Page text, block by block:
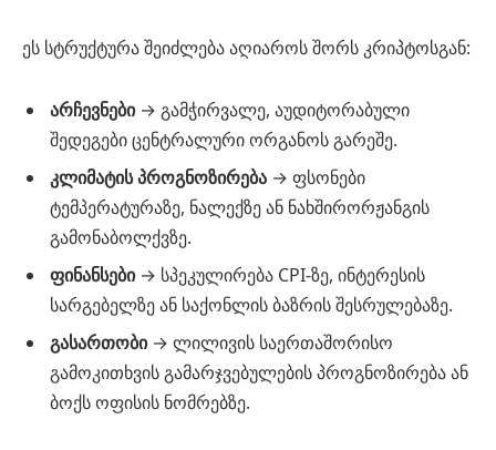
ეს სტრუქტურა შეიძლება აღიაროს შორს კრიპტოსგან:
არჩევნები→ გამჭირვალე, აუდიტორაბული
შედეგები ცენტრალური ორგანოს გარეშე.
კლიმატის პროგნოზირება → ფსონები
ტემპერატურაზე, ნალექზე ან ნახშირორჟანგის
გამონაბოლქვზე.
ფინანსები→ სპეკულირება CPI-ზე, ინტერესის
სარგებელზე ან საქონლის ბაზრის შესრულებაზე.
გასართობი→ ლილივის საერთაშორისო
გამოკითხვის გამარჯვებულების პროგნოზირება ან
ბოქს ოფისის ნომრებზე.